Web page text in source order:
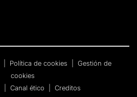
Política de cookies
Gestión de
cookies
Canal ético
Creditos